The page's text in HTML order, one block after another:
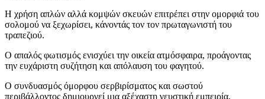
Η χρήση απλών αλλά κομψών σκευών επιτρέπει στην ομορφιά του
σολομού να ξεχωρίσει, κάνοντάς τον τον πρωταγωνιστή του
τραπεζιού.
Ο απαλός φωτισμός ενισχύει την οικεία ατμόσφαιρα, προάγοντας
την ευχάριστη συζήτηση και απόλαυση του φαγητού.
Ο συνδυασμός όμορφου σερβιρίσματος και σωστού
περιβάλλοντος δημιουργεί μια αξέχαστη γευστική εμπειρία.